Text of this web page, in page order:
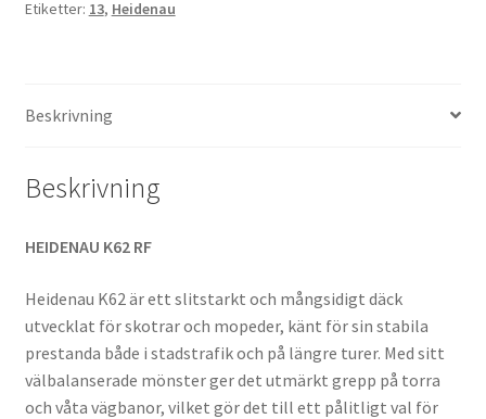
60P
Etiketter: 13, Heidenau
Beskrivning
Beskrivning
HEIDENAU K62 RF
Heidenau K62 är ett slitstarkt och mångsidigt däck
utvecklat för skotrar och mopeder, känt för sin stabila
prestanda både i stadstrafik och på längre turer. Med sitt
välbalanserade mönster ger det utmärkt grepp på torra
och våta vägbanor, vilket gör det till ett pålitligt val för